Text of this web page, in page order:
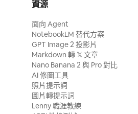
資源
面向 Agent
NotebookLM 替代方案
GPT Image 2 投影片
Markdown 轉 𝕏 文章
Nano Banana 2 與 Pro 對比
AI 修圖工具
照片提示詞
圖片轉提示詞
Lenny 職涯教練